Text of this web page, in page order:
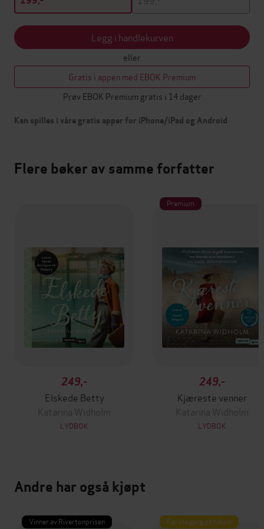
Legg i handlekurven
eller
Gratis i appen med EBOK Premium
Prøv EBOK Premium gratis i 14 dager
Kan spilles i våre gratis apper for iPhone/iPad og Android
Flere bøker av samme forfatter
249,-
Elskede Betty
Katarina Widholm
LYDBOK
Premium
249,-
Kjæreste venner
Katarina Widholm
LYDBOK
Andre har også kjøpt
Vinner av Rivertonprisen Første gang på tilbud